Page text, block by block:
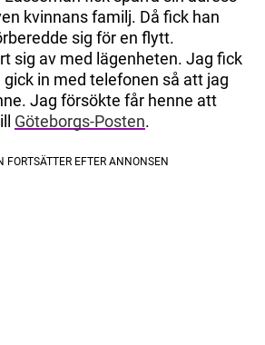
kvinnans familj. Då fick han
sig för en flytt.
sig av med lägenheten. Jag fick
in med telefonen så att jag
Jag försökte får henne att
Göteborgs-Posten.